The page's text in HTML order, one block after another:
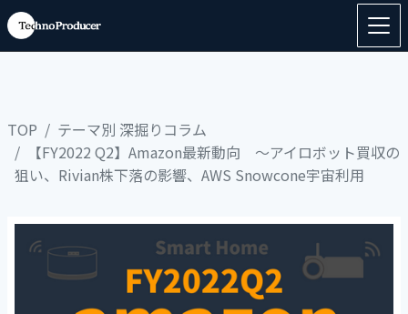
TOP
テーマ別 深掘りコラム
【FY2022 Q2】Amazon最新動向 ～アイロボット買収の
狙い、Rivian株下落の影響、AWS Snowcone宇宙利用